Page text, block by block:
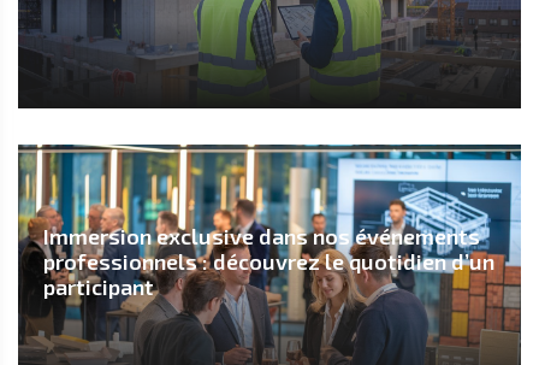
Immersion exclusive dans nos événements
professionnels : découvrez le quotidien d’un
participant